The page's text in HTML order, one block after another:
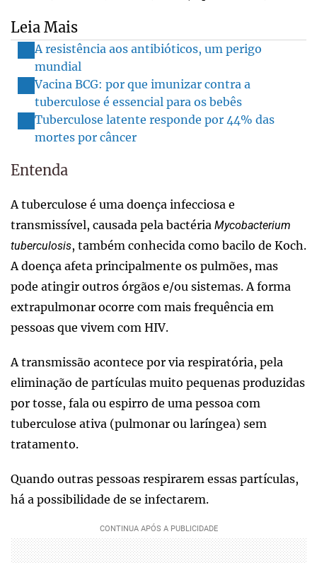
Leia Mais
A resistência aos antibióticos, um perigo
mundial
Vacina BCG: por que imunizar contra a
tuberculose é essencial para os bebês
Tuberculose latente responde por 44% das
mortes por câncer
Entenda
A tuberculose é uma doença infecciosa e
transmissível, causada pela bactéria Mycobacterium
tuberculosis, também conhecida como bacilo de Koch.
A doença afeta principalmente os pulmões, mas
pode atingir outros órgãos e/ou sistemas. A forma
extrapulmonar ocorre com mais frequência em
pessoas que vivem com HIV.
A transmissão acontece por via respiratória, pela
eliminação de partículas muito pequenas produzidas
por tosse, fala ou espirro de uma pessoa com
tuberculose ativa (pulmonar ou laríngea) sem
tratamento.
Quando outras pessoas respirarem essas partículas,
há a possibilidade de se infectarem.